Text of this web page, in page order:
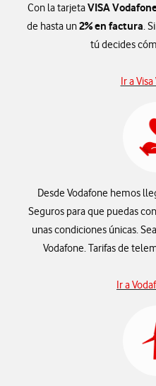
Con la tarjetaVISA
de hasta un2% en factura.
tú decides
Ir a
Desde Vodafone hemos
Seguros para que puedas
unas condiciones únicas.
Vodafone.​ Tarifas de
Ir a